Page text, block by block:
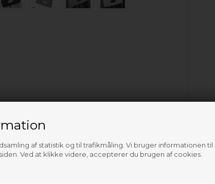
af statistik og til trafikmåling. Vi bruger informationen til
Ved at klikke videre, accepterer du brugen af cookies.